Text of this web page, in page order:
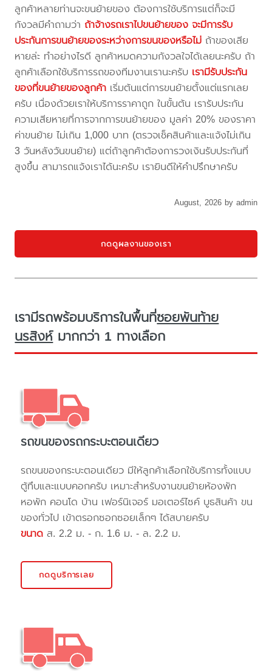
ลูกค้าหลายท่านจะขนย้ายของ ต้องการใช้บริการแต่ก็จะมี
กังวลมีคำถามว่า ถ้าจ้างรถเราไปขนย้ายของ จะมีการรับ
ประกันการขนย้ายของระหว่างการขนของหรือไม่ ถ้าของเสีย
หายล่ะ ทำอย่างไรดี ลูกค้าหมดความกังวลใจได้เลยนะครับ ถ้า
ลูกค้าเลือกใช้บริการรถของทีมงานเรานะครับ เรามีรับประกัน
ของที่ขนย้ายของลูกค้า เริ่มต้นแต่การขนย้ายตั้งแต่แรกเลย
ครับ เนื่องด้วยเราให้บริการราคาถูก ในขั้นต้น เรารับประกัน
ความเสียหายที่การจากการขนย้ายของ มูลค่า 20% ของราคา
ค่าขนย้าย ไม่เกิน 1,000 บาท (ตรวจเช็คสินค้าและแจ้งไม่เกิน
3 วันหลังวันขนย้าย) แต่ถ้าลูกค้าต้องการวงเงินรับประกันที่
สูงขึ้น สามารถแจ้งเราได้นะครับ เรายินดีให้คำปรึกษาครับ
August, 2026 by admin
กดดูผลงานของเรา
เรามีรถพร้อมบริการในพื้นที่ซอยพันท้าย
นรสิงห์มากกว่า 1 ทางเลือก
รถขนของรถกระบะตอนเดียว
รถขนของกระบะตอนเดียว มีให้ลูกค้าเลือกใช้บริการทั้งแบบ
ตู้ทึบและแบบคอกครับ เหมาะสำหรับงานขนย้ายห้องพัก
หอพัก คอนโด บ้าน เฟอร์นิเจอร์ มอเตอร์ไซค์ บูธสินค้า ขน
ของทั่วไป เข้าตรอกซอกซอยเล็กๆ ได้สบายครับ
ขนาด ส. 2.2 ม. - ก. 1.6 ม. - ล. 2.2 ม.
กดดูบริการเลย